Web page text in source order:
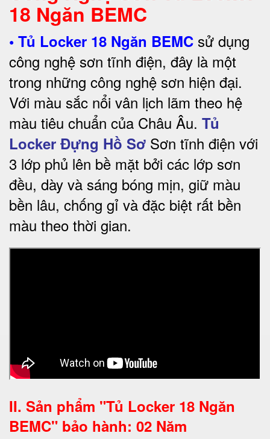
18 Ngăn BEMC
• Tủ Locker 18 Ngăn BEMC sử dụng
công nghệ sơn tĩnh điện, đây là một
trong những công nghệ sơn hiện đại.
Với màu sắc nổi vân lịch lãm theo hệ
màu tiêu chuẩn của Châu Âu. Tủ
Locker Đựng Hồ Sơ Sơn tĩnh điện với
3 lớp phủ lên bề mặt bởi các lớp sơn
đều, dày và sáng bóng mịn, giữ màu
bền lâu, chống gỉ và đặc biệt rất bền
màu theo thời gian.
II. Sản phẩm "Tủ Locker 18 Ngăn
BEMC" bảo hành: 02 Năm